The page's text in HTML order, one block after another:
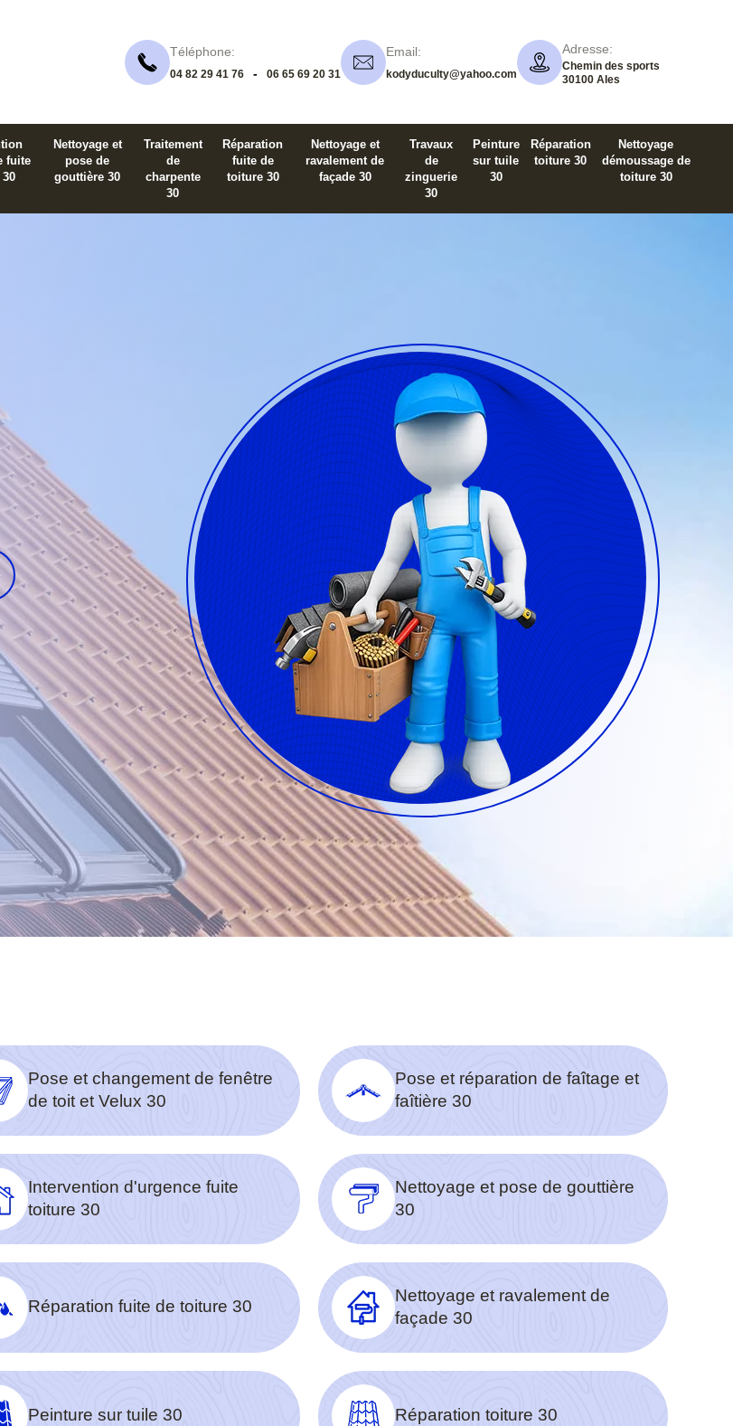
Téléphone:
04 82 29 41 76 - 06 65 69 20 31
Email:
kodyduculty@yahoo.com
Adresse:
Chemin des sports
30100 Ales
fuite
Nettoyage et
pose de
gouttière 30
Traitement
de
charpente
30
Réparation
fuite de
toiture 30
Nettoyage et
ravalement de
façade 30
Travaux
de
zinguerie
30
Peinture
sur tuile
30
Réparation
toiture 30
Nettoyage
démoussage de
toiture 30
Pose et changement de fenêtre
de toit et Velux 30
Pose et réparation de faîtage et
faîtière 30
Intervention d'urgence fuite
toiture 30
Nettoyage et pose de gouttière
30
Réparation fuite de toiture 30
Nettoyage et ravalement de
façade 30
Peinture sur tuile 30 Réparation toiture 30